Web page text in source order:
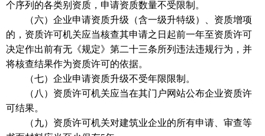
个序列的各类别资质，申请资质数量不受限制。
（六）企业申请资质升级（含一级升特级）、资质增项
的，资质许可机关应当核查其申请之日起前一年至资质许可
决定作出前有无《规定》第二十三条所列违法违规行为，并
将核查结果作为资质许可的依据。
（七）企业申请资质升级不受年限限制。
（八）资质许可机关应当在其门户网站公布企业资质许
可结果。
（九）资质许可机关对建筑业企业的所有申请、审查等